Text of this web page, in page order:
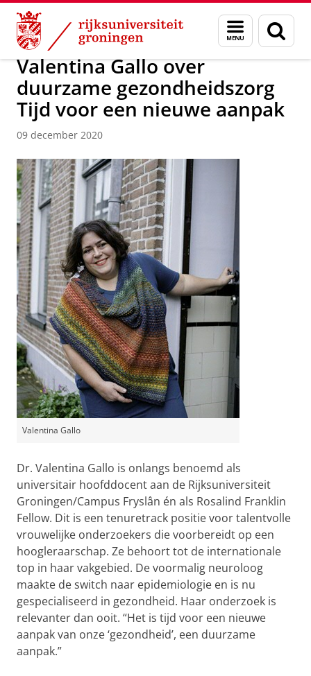
Skip
Content
Skip
Navigation
Menu
en
zoeken
Over ons Campus Fryslân
Valentina Gallo over
duurzame gezondheidszorg
Tijd voor een nieuwe aanpak
09 december 2020
Valentina Gallo
Dr. Valentina Gallo is onlangs benoemd als
universitair hoofddocent aan de Rijksuniversiteit
Groningen/Campus Fryslân én als Rosalind Franklin
Fellow. Dit is een tenure­track positie voor talentvolle
vrouwelijke onderzoekers die voorbereidt op een
hoogleraarschap. Ze behoort tot de internationale
top in haar vakgebied. De voormalig neuroloog
maakte de switch naar epidemiologie en is nu
gespecialiseerd in gezondheid. Haar onderzoek is
relevanter dan ooit. “Het is tijd voor een nieuwe
aanpak van onze ‘gezondheid’, een duurzame
aanpak.”